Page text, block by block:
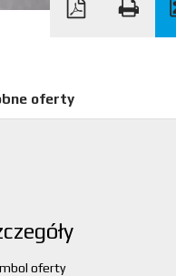
oferty
oferty